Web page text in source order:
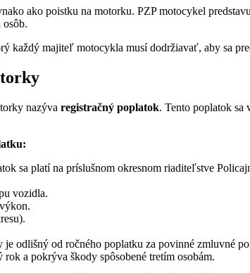
ako poistku na motorku. PZP motocykel
osôb.
každý majiteľ motocykla musí dodržiavať, aby sa
nazýva registračný poplatok. Tento poplatok sa
sa platí na príslušnom okresnom riaditeľstve
vozidla.
je odlišný od ročného poplatku za povinné zmluvné
rok a pokrýva škody spôsobené tretím osobám.